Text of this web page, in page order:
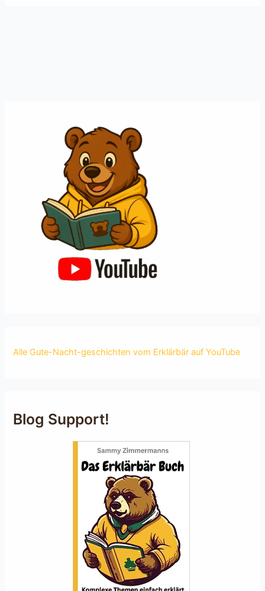
Alle Gute-Nacht-geschichten vom Erklärbär auf YouTube
Blog Support!